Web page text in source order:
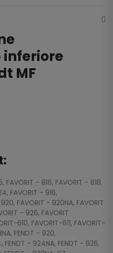
MF
FAVORIT - 816, FAVORIT - 818,
FAVORIT - 916,
FAVORIT - 920NA, FAVORIT
- 926, FAVORIT
610, FAVORIT-611, FAVORIT-
FENDT - 920,
FENDT - 924NA, FENDT - 926,